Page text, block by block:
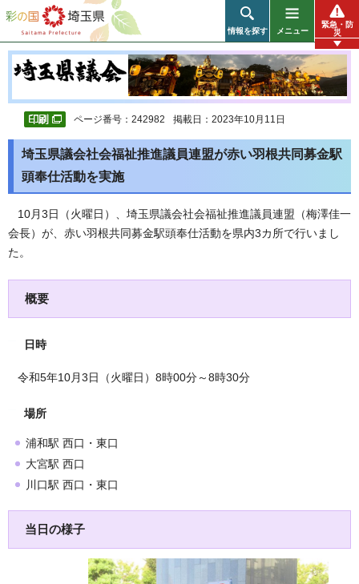
彩の国 埼玉県
情報を探す メニュー
緊急・防
災
ページ番号：242982 掲載日：2023年10月11日
埼玉県議会社会福祉推進議員連盟が赤い羽根共同募金駅
頭奉仕活動を実施
10月3日（火曜日）、埼玉県議会社会福祉推進議員連盟（梅澤佳一
会長）が、赤い羽根共同募金駅頭奉仕活動を県内3カ所で行いまし
た。
概要
日時
令和5年10月3日（火曜日）8時00分～8時30分
場所
浦和駅 西口・東口
大宮駅 西口
川口駅 西口・東口
当日の様子